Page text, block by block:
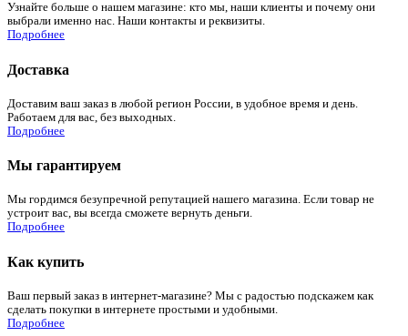
Узнайте больше о нашем магазине: кто мы, наши клиенты и почему они
выбрали именно нас. Наши контакты и реквизиты.
Подробнее
Доставка
Доставим ваш заказ в любой регион России, в удобное время и день.
Работаем для вас, без выходных.
Подробнее
Мы гарантируем
Мы гордимся безупречной репутацией нашего магазина. Если товар не
устроит вас, вы всегда сможете вернуть деньги.
Подробнее
Как купить
Ваш первый заказ в интернет-магазине? Мы с радостью подскажем как
сделать покупки в интернете простыми и удобными.
Подробнее